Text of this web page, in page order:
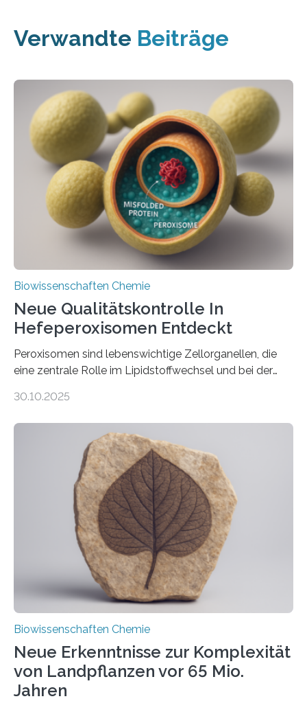
Verwandte Beiträge
Biowissenschaften Chemie
Neue Qualitätskontrolle In
Hefeperoxisomen Entdeckt
Peroxisomen sind lebenswichtige Zellorganellen, die
eine zentrale Rolle im Lipidstoffwechsel und bei der
erfüllen können, müssen zahlreiche Enzyme präzise in
der Ruhr-Universität Bochum um Prof. Dr. Ralf Erdmann
und Dr. Ismaila Francis Yusuf hat nun einen bislang
unbekannten Qualitätskontrollmechanismus des
peroxisomalen Proteintransports in der Bäckerhefe
Saccharomyces cerevisiae entdeckt, der für die
Funktionsfähigkeit der Organellen entscheidend ist. Die
Studie wurde am 28. Oktober 2025 in der
Fachzeitschrift…
30.10.2025
Biowissenschaften Chemie
Neue Erkenntnisse zur Komplexität
von Landpflanzen vor 65 Mio.
Jahren